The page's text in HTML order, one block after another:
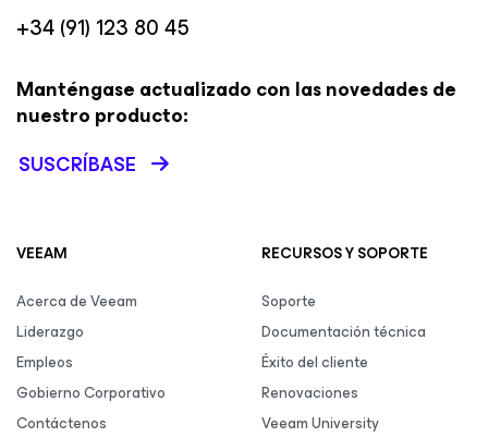
+34 (91) 123 80 45
Manténgase actualizado con las novedades de
nuestro producto:
SUSCRÍBASE
VEEAM
Acerca de Veeam
Liderazgo
Empleos
Gobierno Corporativo
Contáctenos
RECURSOS Y SOPORTE
Soporte
Documentación técnica
Éxito del cliente
Renovaciones
Veeam University